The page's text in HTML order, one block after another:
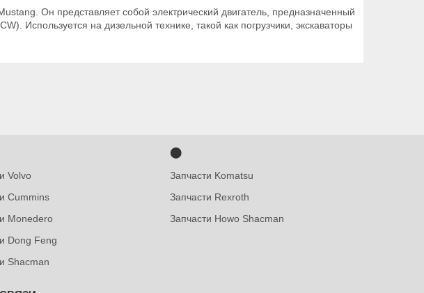
Он представляет собой электрический двигатель, предназначенный
Используется на дизельной технике, такой как погрузчики, экскаваторы
Volvo
Cummins
Monedero
Dong Feng
Shacman
⬤
Запчасти Komatsu
Запчасти Rexroth
Запчасти Howo Shacman